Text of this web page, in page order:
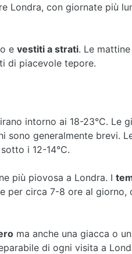
Londra, con giornate più
e vestiti a strati. Le
di piacevole tepore.
intorno ai 18-23°C. Le
sono generalmente brevi.
i 12-14°C.
più piovosa a Londra. I
per circa 7-8 ore al
ma anche una giacca o
di ogni visita a